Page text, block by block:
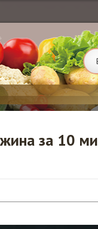
за 10